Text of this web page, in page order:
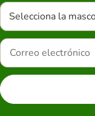
Selecciona la